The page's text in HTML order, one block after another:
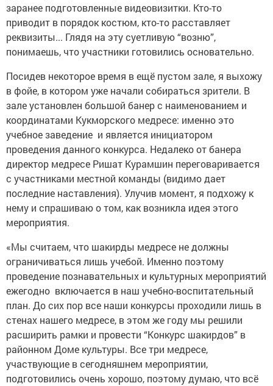
заранее подготовленные видеовизитки. Кто-то
приводит в порядок костюм, кто-то расставляет
реквизиты... Глядя на эту суетливую “возню”,
понимаешь, что участники готовились основательно.
Посидев некоторое время в ещё пустом зале, я выхожу
в фойе, в котором уже начали собираться зрители. В
зале установлен большой банер с наименованием и
координатами Кукморского медресе: именно это
учебное заведение и является инициатором
проведения данного конкурса. Недалеко от банера
директор медресе Ришат Курамшин переговаривается
с участниками местной команды (видимо дает
последние наставления). Улучив момент, я подхожу к
нему и спрашиваю о том, как возникла идея этого
мероприятия.
«Мы считаем, что шакирды медресе не должны
ограничиваться лишь учебой. Именно поэтому
проведение познавательных и культурных мероприятий
ежегодно включается в наш учебно-воспитательный
план. До сих пор все наши конкурсы проходили лишь в
стенах нашего медресе, в этом же году мы решили
расширить рамки и провести “Конкурс шакирдов” в
районном Доме культуры. Все три медресе,
участвующие в сегодняшнем мероприятии,
подготовились очень хорошо, поэтому думаю, что всё